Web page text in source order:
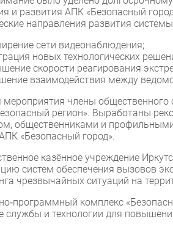
и развития АПК «Безопасный
направления развития
сети видеонаблюдения;
новых технологических
скорости реагирования
взаимодействия между
мероприятия члены
регион». Выработаны
общественниками и
«Безопасный город».
казённое учреждение
систем обеспечения вызовов
чрезвычайных ситуаций на
комплекс
службы и технологии для